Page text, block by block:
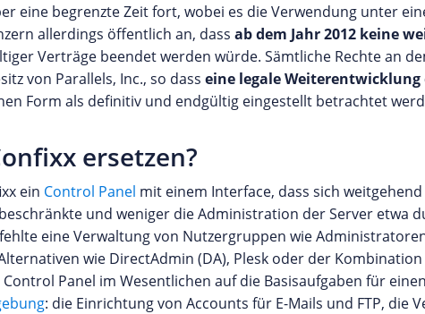
eine begrenzte Zeit fort, wobei es die Verwendung unter
allerdings öffentlich an, dass ab dem Jahr 2012 keine
Verträge beendet werden würde. Sämtliche Rechte an
von Parallels, Inc., so dass eine legale
Form als definitiv und endgültig eingestellt betrachtet
ersetzen?
ein Control Panel mit einem Interface, dass sich
beschränkte und weniger die Administration der Server etwa
eine Verwaltung von Nutzergruppen wie
wie DirectAdmin (DA), Plesk oder der
Panel im Wesentlichen auf die Basisaufgaben für
: die Einrichtung von Accounts für E-Mails und FTP, die